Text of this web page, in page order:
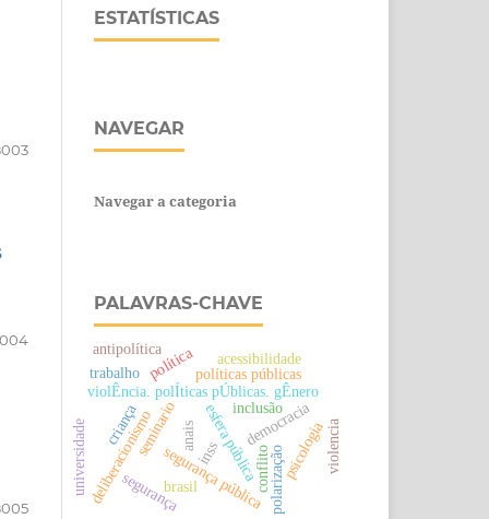
ESTATÍSTICAS
NAVEGAR
Navegar a categoria
PALAVRAS-CHAVE
violÊncia. polÍticas pÚblicas. gÊnero
seminario
segurança pública
anais esfera públicademocracia
deliberacionismo polarização
política
psicologia
brasil conflito
segurança
políticas públicas
criança violencia
inss
universidade
inclusão
acessibilidade
trabalho
antipolítica